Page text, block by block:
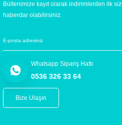
Bültenimize kayıt olarak indirimlerden ilk siz
haberdar olabilirsiniz.
Whatsapp Sipariş Hattı
0536 326 33 64
Bize Ulaşın